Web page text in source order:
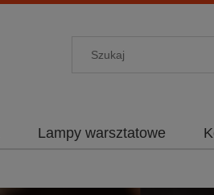
Lampy warsztatowe